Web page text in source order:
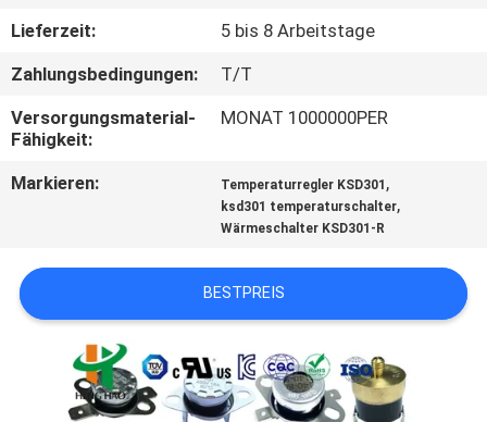
QUALITÄTSKONTROLLE
KONTAKT
NACHRICHTEN
FÄLLE
SITEMAP
PRIVACY
Lieferzeit:
5 bis 8 Arbeitstage
Zahlungsbedingungen:
T/T
Versorgungsmaterial-
Fähigkeit:
MONAT 1000000PER
Markieren: Temperaturregler KSD301 ,
ksd301 temperaturschalter,
Wärmeschalter KSD301-R
BESTPREIS